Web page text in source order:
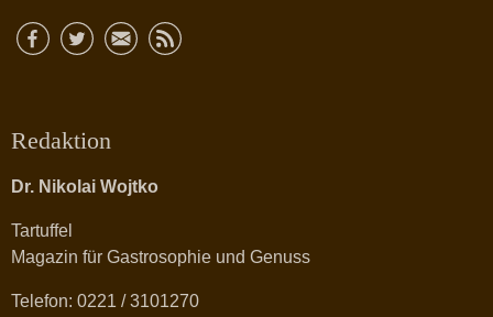
Redaktion
Dr. Nikolai Wojtko
Tartuffel
Magazin für Gastrosophie und Genuss
Telefon: 0221 / 3101270